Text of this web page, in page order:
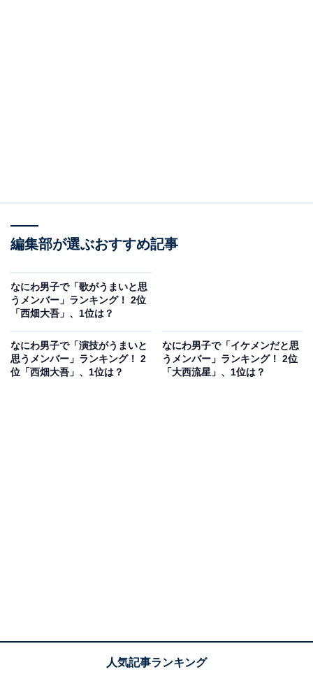
ラエティー番組でも活躍。ビジュアルの良さはもちろ
回答者からは「明るく元気な性格と、愛らしい笑顔がフ
さくで明るくよく喋り顔の雰囲気が可愛いから」（60代
女性／群馬県）、「表現も可愛くて、やることも天然で
編集部が選ぶおすすめ記事
なにわ男子で「歌がうまいと思
うメンバー」ランキング！ 2位
「西畑大吾」、1位は？
なにわ男子で「演技がうまいと
思うメンバー」ランキング！ 2
位「西畑大吾」、1位は？
なにわ男子で「イケメンだと思
うメンバー」ランキング！ 2位
「大西流星」、1位は？